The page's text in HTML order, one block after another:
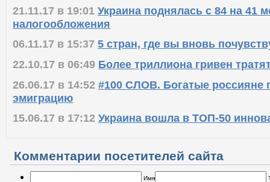
21.11.17 в 19:01 Украина поднялась с 84 на 41
налогообложения
06.11.17 в 15:37 5 стран, где вы вновь
22.10.17 в 06:49 Более триллиона гривен
26.06.17 в 14:52 #100 СЛОВ. Богатые россияне
эмиграцию
15.06.17 в 17:12 Украина вошла в ТОП-50
Комментарии посетителей сайта
Имя